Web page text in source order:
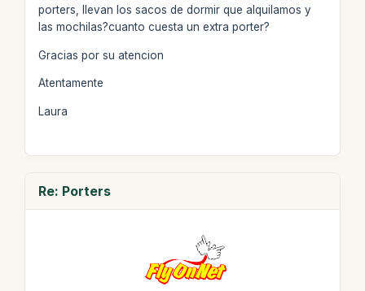
porters, llevan los sacos de dormir que alquilamos y
las mochilas?cuanto cuesta un extra porter?
Gracias por su atencion
Atentamente
Laura
Re: Porters